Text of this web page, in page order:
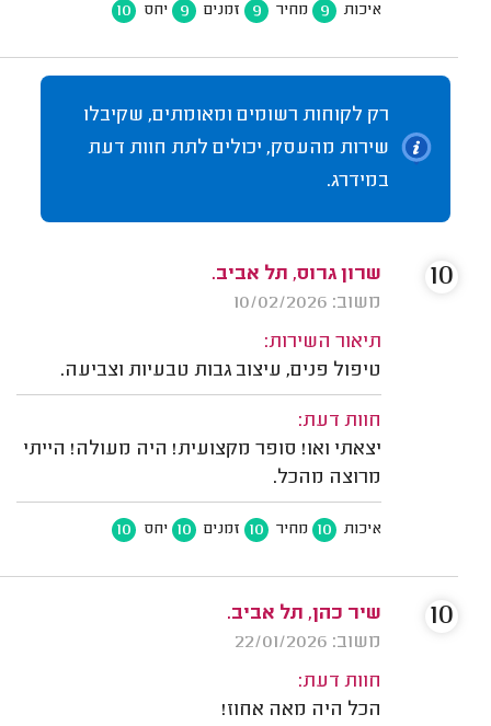
איכות 9 מחיר 9 זמנים 9 יחס 10
רק לקוחות רשומים ומאומתים, שקיבלו
שירות מהעסק, יכולים לתת חוות דעת
במידרג.
שרון גרוס, תל אביב.
משוב: 10/02/2026
תיאור השירות:
טיפול פנים, עיצוב גבות טבעיות וצביעה.
חוות דעת:
יצאתי ואו! סופר מקצועית! היה מעולה! הייתי
מרוצה מהכל.
איכות 10 מחיר 10 זמנים 10 יחס 10
10
שיר כהן, תל אביב.
משוב: 22/01/2026
חוות דעת:
הכל היה מאה אחוז!
10